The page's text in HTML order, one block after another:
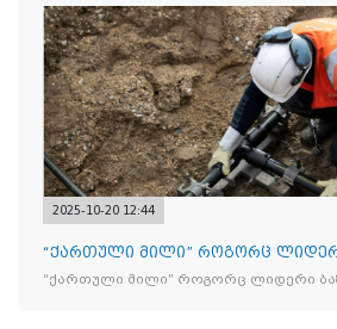
„Raffaello”-ს სასაქონლო ნიშნით
ტკბილეული
2025-10-20 12:44
“ქართული მილი” როგორც
“ქართული მილი” როგორც ლიდერი